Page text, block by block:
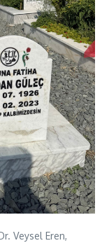
Veysel Eren,